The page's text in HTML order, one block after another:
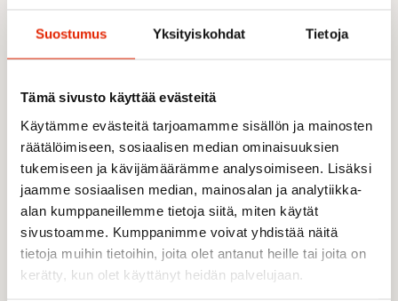
Suostumus Yksityiskohdat Tietoja
Tämä sivusto käyttää evästeitä
Käytämme evästeitä tarjoamamme sisällön ja mainosten
räätälöimiseen, sosiaalisen median ominaisuuksien
tukemiseen ja kävijämäärämme analysoimiseen. Lisäksi
jaamme sosiaalisen median, mainosalan ja analytiikka-
alan kumppaneillemme tietoja siitä, miten käytät
sivustoamme. Kumppanimme voivat yhdistää näitä
tietoja muihin tietoihin, joita olet antanut heille tai joita on
kerätty, kun olet käyttänyt heidän palvelujaan.
tekstiilituotantoa. Luomupuuvillan viljely vähentää
vedenkulutusta, välttää synteettisiä torjunta-aineita
100 % sertifioitu luomupuuvilla
Pehmeä Sweat Printed -collegekangas
Rento moderni istuvuus
Taiteelliset allover-printit: Sunleaf ja Joy
Kudottu Maloja-merkki vasemmalla olkapäällä
Hengittävä ja miellyttävä materiaali
Sopii arkikäyttöön, vapaa-aikaan ja
streetwear-tyyliin